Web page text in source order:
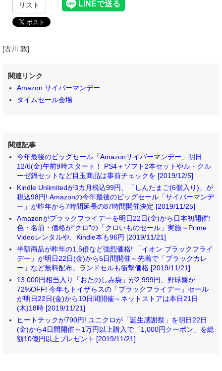
リスト
[古川 敦]
関連リンク
Amazon サイバーマンデー
タイムセール会場
関連記事
今年最後のビッグセール「Amazonサイバーマンデー」明日
12/6(金)午前9時スタート！ PS4＋ソフト2本セットやル・クル
ーゼ鍋セットなど目玉商品は事前チェックを [2019/12/5]
Kindle Unlimitedが3カ月税込99円、「しんたまご(6個入り)」が
税込98円! Amazonの今年最後のビッグセール「サイバーマンデ
ー」が昨年から7時間延長の87時間開催決定 [2019/11/25]
Amazonがブラックフライデーを明日22日(金)から日本初開催!
色・名前・価格が“クロ”の「クロいものセール」実施～Prime
Videoレンタルや、Kindle本も96円 [2019/11/21]
半額商品が昨年の1.5倍など強烈価格! 「イオン ブラックフライ
デー」が明日22日(金)から5日間開催～先着で「ブラックカレ
ー」など無料配布。ランドセルも衝撃価格 [2019/11/21]
13,000円相当入り「おたのしみ袋」が2,999円、野球盤が
72%OFF! 今年もトイザらスの「ブラックフライデー」セール
が明日22日(金)から10日間開催～ネットストアは本日21日
(木)18時 [2019/11/21]
ヒートテックが790円! ユニクロが「誕生感謝祭」を明日22日
(金)から4日間開催～1万円以上購入で「1,000円クーポン」を総
額10億円以上プレゼント [2019/11/21]